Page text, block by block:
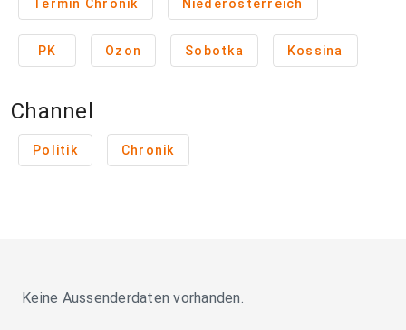
Termin Chronik Niederösterreich
PK Ozon Sobotka Kossina
Channel
Politik Chronik
Keine Aussenderdaten vorhanden.